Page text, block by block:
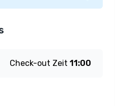
Check-out Zeit 11:00